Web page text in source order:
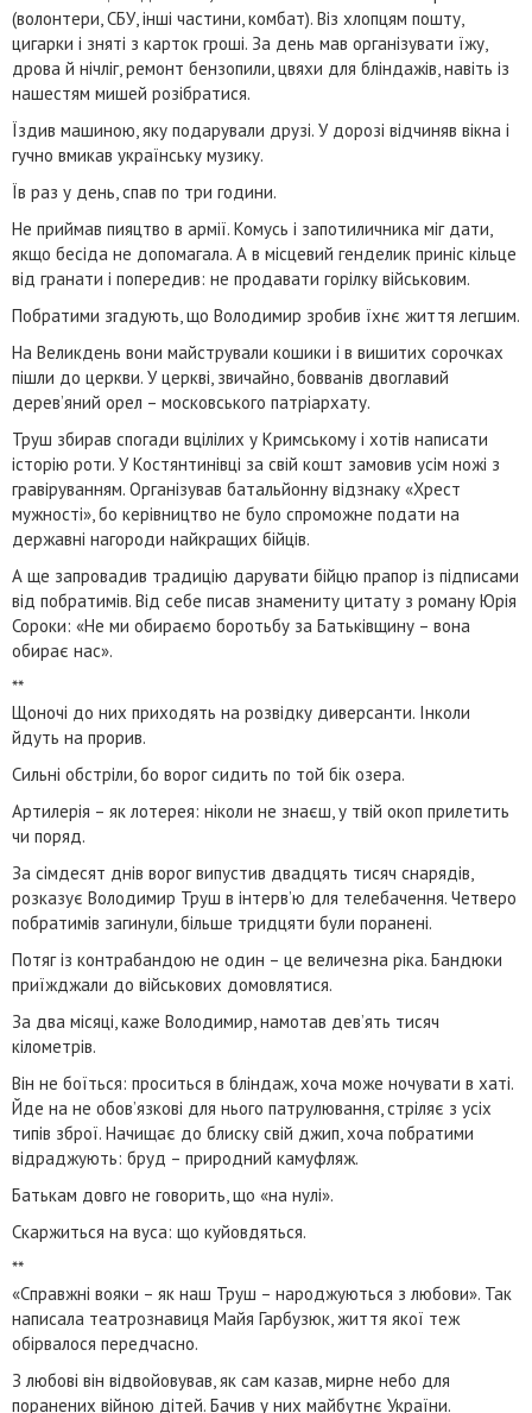
(волонтери, СБУ, інші частини, комбат). Віз хлопцям пошту,
цигарки і зняті з карток гроші. За день мав організувати їжу,
дрова й нічліг, ремонт бензопили, цвяхи для бліндажів, навіть із
нашестям мишей розібратися.
Їздив машиною, яку подарували друзі. У дорозі відчиняв вікна і
гучно вмикав українську музику.
Їв раз у день, спав по три години.
Не приймав пияцтво в армії. Комусь і запотиличника міг дати,
якщо бесіда не допомагала. А в місцевий генделик приніс кільце
від гранати і попередив: не продавати горілку військовим.
Побратими згадують, що Володимир зробив їхнє життя легшим.
На Великдень вони майстрували кошики і в вишитих сорочках
пішли до церкви. У церкві, звичайно, бовванів двоглавий
дерев’яний орел – московського патріархату.
Труш збирав спогади вцілілих у Кримському і хотів написати
історію роти. У Костянтинівці за свій кошт замовив усім ножі з
гравіруванням. Організував батальйонну відзнаку «Хрест
мужності», бо керівництво не було спроможне подати на
державні нагороди найкращих бійців.
А ще запровадив традицію дарувати бійцю прапор із підписами
від побратимів. Від себе писав знамениту цитату з роману Юрія
Сороки: «Не ми обираємо боротьбу за Батьківщину – вона
обирає нас».
**
Щоночі до них приходять на розвідку диверсанти. Інколи
йдуть на прорив.
Сильні обстріли, бо ворог сидить по той бік озера.
Артилерія – як лотерея: ніколи не знаєш, у твій окоп прилетить
чи поряд.
За сімдесят днів ворог випустив двадцять тисяч снарядів,
розказує Володимир Труш в інтерв’ю для телебачення. Четверо
побратимів загинули, більше тридцяти були поранені.
Потяг із контрабандою не один – це величезна ріка. Бандюки
приїжджали до військових домовлятися.
За два місяці, каже Володимир, намотав дев’ять тисяч
кілометрів.
Він не боїться: проситься в бліндаж, хоча може ночувати в хаті.
Йде на не обов’язкові для нього патрулювання, стріляє з усіх
типів зброї. Начищає до блиску свій джип, хоча побратими
відраджують: бруд – природний камуфляж.
Батькам довго не говорить, що «на нулі».
Скаржиться на вуса: що куйовдяться.
**
«Справжні вояки – як наш Труш – народжуються з любови». Так
написала театрознавиця Майя Гарбузюк, життя якої теж
обірвалося передчасно.
З любові він відвойовував, як сам казав, мирне небо для
поранених війною дітей. Бачив у них майбутнє України.